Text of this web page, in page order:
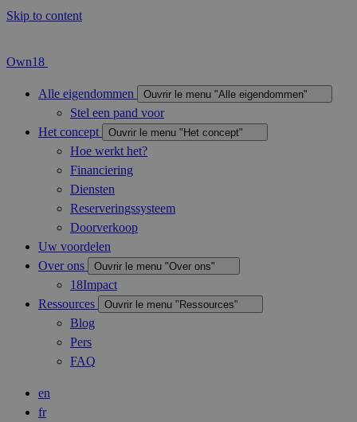
Skip to content
Own18
Alle eigendommen Ouvrir le menu "Alle eigendommen"
Stel een pand voor
Het concept
Ouvrir le menu "Het concept"
Hoe werkt het?
Financiering
Diensten
Reserveringssysteem
Doorverkoop
Uw voordelen
Over ons
Ouvrir le menu "Over ons"
18Impact
Ressources
Ouvrir le menu "Ressources"
Blog
Pers
FAQ
en
fr